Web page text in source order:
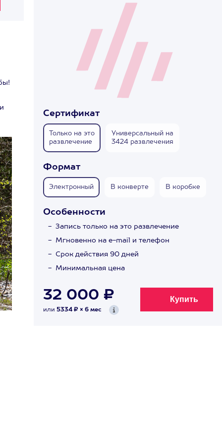
Сертификат
Только на это
развлечение
Универсальный на
3424 развлечения
Формат
Электронный В конверте В коробке
Особенности
Запись только на это развлечение
Мгновенно на e-mail и телефон
Срок действия 90 дней
Минимальная цена
32 000 ₽
или 5334 ₽ × 6 мес